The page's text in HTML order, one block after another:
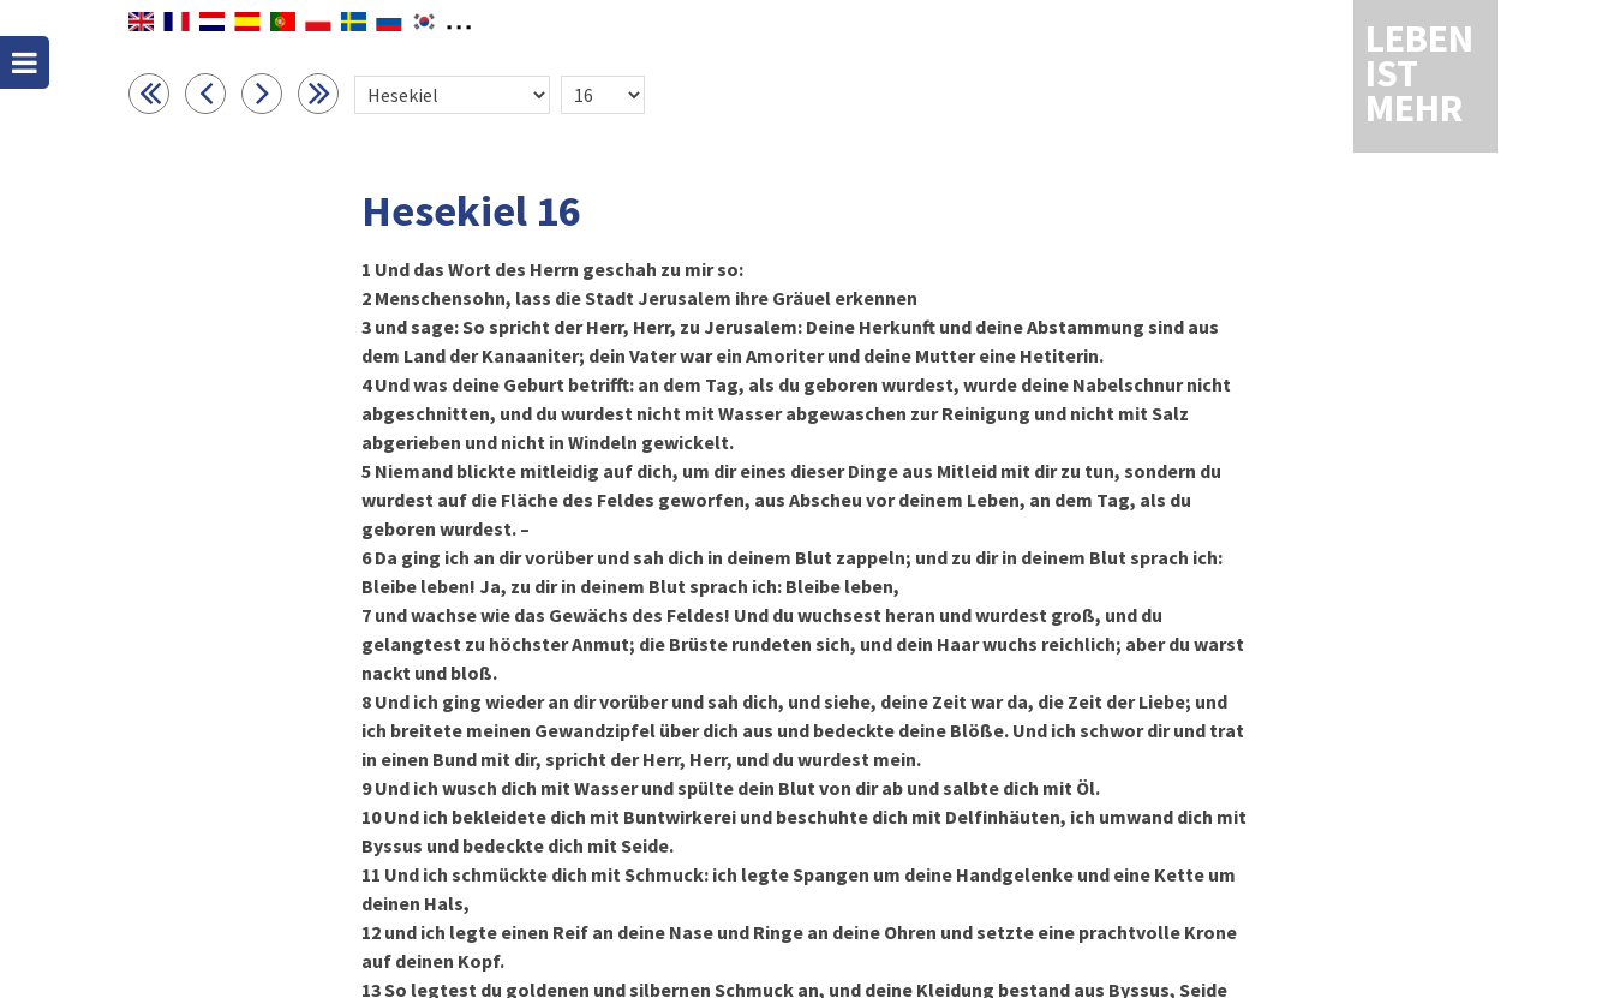
LEBEN
IST
MEHR
Hesekiel 16
1 Und das Wort des Herrn geschah zu mir so:
2 Menschensohn, lass die Stadt Jerusalem ihre Gräuel erkennen
3 und sage: So spricht der Herr, Herr, zu Jerusalem: Deine Herkunft und deine Abstammung sind aus
dem Land der Kanaaniter; dein Vater war ein Amoriter und deine Mutter eine Hetiterin.
4Und was deine Geburt betrifft: an dem Tag, als du geboren wurdest, wurde deine Nabelschnur nicht
abgeschnitten, und du wurdest nicht mit Wasser abgewaschen zur Reinigung und nicht mit Salz
abgerieben und nicht in Windeln gewickelt.
5 Niemand blickte mitleidig auf dich, um dir eines dieser Dinge aus Mitleid mit dir zu tun, sondern du
wurdest auf die Fläche des Feldes geworfen, aus Abscheu vor deinem Leben, an dem Tag, als du
geboren wurdest. –
6Da ging ich an dir vorüber und sah dich in deinem Blut zappeln; und zu dir in deinem Blut sprach ich:
Bleibe leben! Ja, zu dir in deinem Blut sprach ich: Bleibe leben,
7 und wachse wie das Gewächs des Feldes! Und du wuchsest heran und wurdest groß, und du
gelangtest zu höchster Anmut; die Brüste rundeten sich, und dein Haar wuchs reichlich; aber du warst
nackt und bloß.
8 Und ich ging wieder an dir vorüber und sah dich, und siehe, deine Zeit war da, die Zeit der Liebe; und
ich breitete meinen Gewandzipfel über dich aus und bedeckte deine Blöße. Und ich schwor dir und trat
in einen Bund mit dir, spricht der Herr, Herr, und du wurdest mein.
9Und ich wusch dich mit Wasser und spülte dein Blut von dir ab und salbte dich mit Öl.
10Und ich bekleidete dich mit Buntwirkerei und beschuhte dich mit Delfinhäuten, ich umwand dich mit
Byssus und bedeckte dich mit Seide.
11 Und ich schmückte dich mit Schmuck: ich legte Spangen um deine Handgelenke und eine Kette um
deinen Hals,
12 und ich legte einen Reif an deine Nase und Ringe an deine Ohren und setzte eine prachtvolle Krone
auf deinen Kopf.
13So legtest du goldenen und silbernen Schmuck an, und deine Kleidung bestand aus Byssus, Seide